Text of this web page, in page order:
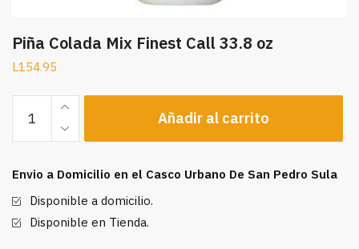
Piña Colada Mix Finest Call 33.8 oz
L154.95
Colada
Mix
Call
33.8
oz
Añadir al carrito
Envio a Domicilio en el Casco Urbano De San Pedro Sula
Disponible a domicilio.
Disponible en Tienda.